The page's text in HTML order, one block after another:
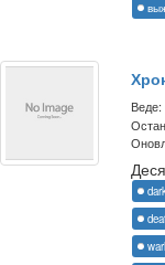
Веде: